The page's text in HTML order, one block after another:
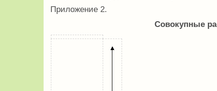
Приложение 2.
Совокупные